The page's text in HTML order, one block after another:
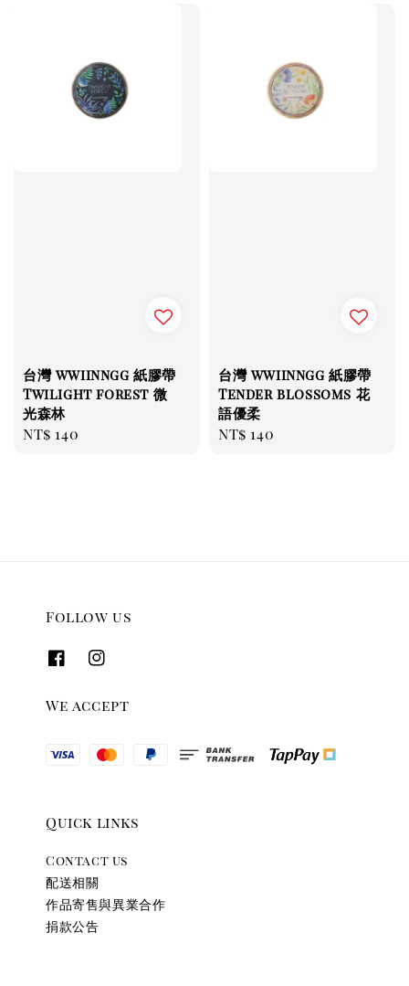
台灣 wwiinngg 紙膠帶
Twilight forest 微
光森林
Regular
NT$ 140
台灣 wwiinngg 紙膠帶
Tender blossoms 花
語優柔
Regular
NT$ 140
Follow us
We accept
Quick links
Contact us
配送相關
作品寄售與異業合作
捐款公告